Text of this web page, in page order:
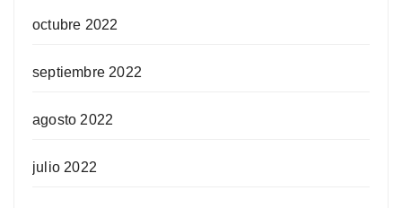
octubre 2022
septiembre 2022
agosto 2022
julio 2022